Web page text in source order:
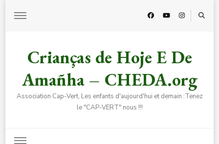
Crianças de Hoje E De
Amañha – CHEDA.org
Association Cap-Vert, Les enfants d'aujourd'hui et demain :Tenez
le "CAP-VERT" nous !!!